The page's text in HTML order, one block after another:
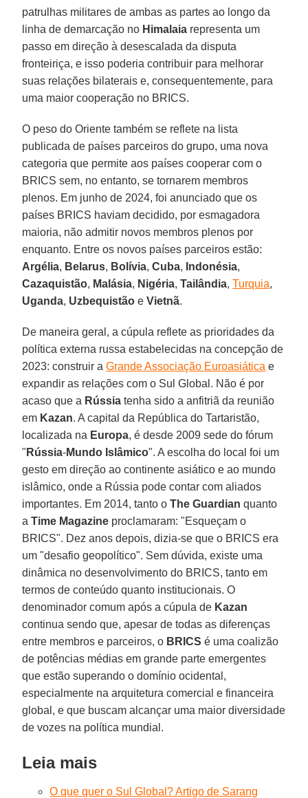
patrulhas militares de ambas as partes ao longo da
linha de demarcação no Himalaia representa um
passo em direção à desescalada da disputa
fronteiriça, e isso poderia contribuir para melhorar
suas relações bilaterais e, consequentemente, para
uma maior cooperação no BRICS.
O peso do Oriente também se reflete na lista
publicada de países parceiros do grupo, uma nova
categoria que permite aos países cooperar com o
BRICS sem, no entanto, se tornarem membros
plenos. Em junho de 2024, foi anunciado que os
países BRICS haviam decidido, por esmagadora
maioria, não admitir novos membros plenos por
enquanto. Entre os novos países parceiros estão:
Argélia, Belarus, Bolívia,Cuba, Indonésia,
Cazaquistão, Malásia, Nigéria,Tailândia,Turquia,
Uganda, Uzbequistão eVietnã.
De maneira geral, a cúpula reflete as prioridades da
política externa russa estabelecidas na concepção de
2023: construir aGrande Associação Euroasiática e
expandir as relações com o Sul Global. Não é por
acaso que a Rússia tenha sido a anfitriã da reunião
em Kazan. A capital da República do Tartaristão,
localizada na Europa, é desde 2009 sede do fórum
" Rússia-Mundo Islâmico". A escolha do local foi um
gesto em direção ao continente asiático e ao mundo
islâmico, onde a Rússia pode contar com aliados
importantes. Em 2014, tanto oThe Guardian quanto
aTime Magazine proclamaram: "Esqueçam o
BRICS". Dez anos depois, dizia-se que o BRICS era
um "desafio geopolítico". Sem dúvida, existe uma
dinâmica no desenvolvimento do BRICS, tanto em
termos de conteúdo quanto institucionais. O
denominador comum após a cúpula de Kazan
continua sendo que, apesar de todas as diferenças
entre membros e parceiros, o BRICS é uma coalizão
de potências médias em grande parte emergentes
que estão superando o domínio ocidental,
especialmente na arquitetura comercial e financeira
global, e que buscam alcançar uma maior diversidade
de vozes na política mundial.
Leia mais
O que quer o Sul Global? Artigo de Sarang